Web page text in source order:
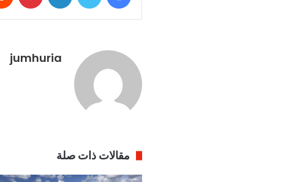
jumhuria
مقالات ذات صلة